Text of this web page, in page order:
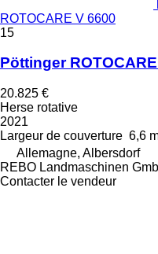
ROTOCARE V 6600
15
Pöttinger
20.825 €
Herse rotative
2021
Largeur de couverture 6,6
Allemagne, Albersdorf
REBO Landmaschinen
Contacter le vendeur